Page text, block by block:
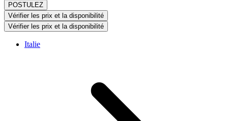
POSTULEZ
Vérifier les prix et la disponibilité
Vérifier les prix et la disponibilité
Italie